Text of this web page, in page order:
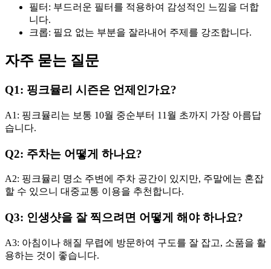
필터: 부드러운 필터를 적용하여 감성적인 느낌을 더합
니다.
크롭: 필요 없는 부분을 잘라내어 주제를 강조합니다.
자주 묻는 질문
Q1: 핑크뮬리 시즌은 언제인가요?
A1: 핑크뮬리는 보통 10월 중순부터 11월 초까지 가장 아름답
습니다.
Q2: 주차는 어떻게 하나요?
A2: 핑크뮬리 명소 주변에 주차 공간이 있지만, 주말에는 혼잡
할 수 있으니 대중교통 이용을 추천합니다.
Q3: 인생샷을 잘 찍으려면 어떻게 해야 하나요?
A3: 아침이나 해질 무렵에 방문하여 구도를 잘 잡고, 소품을 활
용하는 것이 좋습니다.